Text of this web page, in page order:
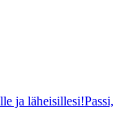
ja läheisillesi!Passi,